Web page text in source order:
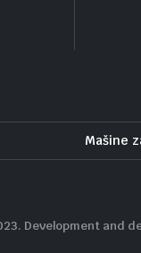
Mašine
Development and